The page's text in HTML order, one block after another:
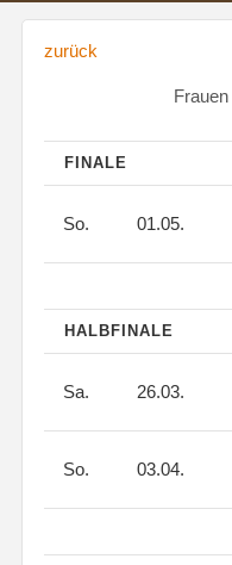
zurück
FINALE
So. 01.05.
HALBFINALE
Sa. 26.03.
So. 03.04.